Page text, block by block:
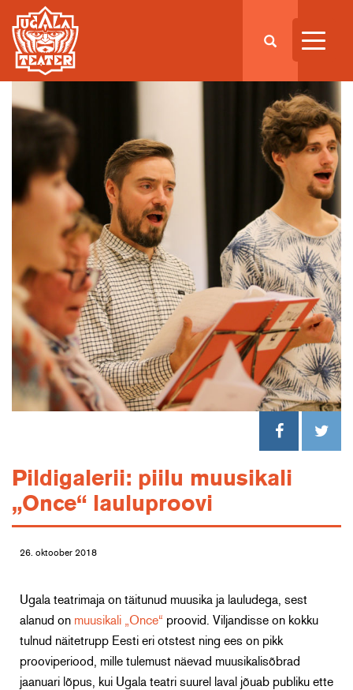
Pildigalerii: piilu muusikali
„Once“ lauluproovi
26. oktoober 2018
Ugala teatrimaja on täitunud muusika ja lauludega, sest
alanud on muusikali „Once“ proovid. Viljandisse on kokku
tulnud näitetrupp Eesti eri otstest ning ees on pikk
prooviperiood, mille tulemust näevad muusikalisõbrad
jaanuari lõpus, kui Ugala teatri suurel laval jõuab publiku ette